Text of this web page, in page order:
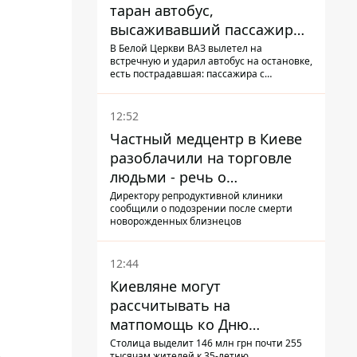
таран автобус,
высаживавший пассажиров
на остановке - пассажир в
больнице
В Белой Церкви ВАЗ вылетел на
встречную и ударил автобус на остановке,
есть пострадавшая: пассажира с
12:52
Частный медцентр в Киеве
разоблачили на торговле
людьми - речь о
суррогатном материнстве
Директору репродуктивной клиники
сообщили о подозрении после смерти
новорожденных близнецов
12:44
Киевляне могут
рассчитывать на
матпомощь ко Дню
независимости - кому ее
Столица выделит 146 млн грн почти 255